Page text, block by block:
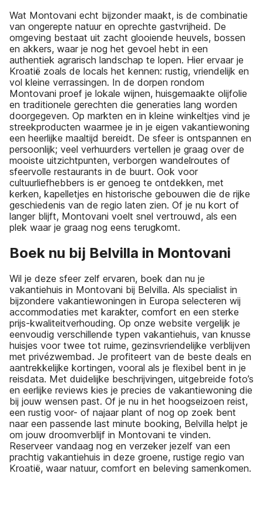
Wat Montovani echt bijzonder maakt, is de combinatie
van ongerepte natuur en oprechte gastvrijheid. De
omgeving bestaat uit zacht glooiende heuvels, bossen
en akkers, waar je nog het gevoel hebt in een
authentiek agrarisch landschap te lopen. Hier ervaar je
Kroatië zoals de locals het kennen: rustig, vriendelijk en
vol kleine verrassingen. In de dorpen rondom
Montovani proef je lokale wijnen, huisgemaakte olijfolie
en traditionele gerechten die generaties lang worden
doorgegeven. Op markten en in kleine winkeltjes vind je
streekproducten waarmee je in je eigen vakantiewoning
een heerlijke maaltijd bereidt. De sfeer is ontspannen en
persoonlijk; veel verhuurders vertellen je graag over de
mooiste uitzichtpunten, verborgen wandelroutes of
sfeervolle restaurants in de buurt. Ook voor
cultuurliefhebbers is er genoeg te ontdekken, met
kerken, kapelletjes en historische gebouwen die de rijke
geschiedenis van de regio laten zien. Of je nu kort of
langer blijft, Montovani voelt snel vertrouwd, als een
plek waar je graag nog eens terugkomt.
Boek nu bij Belvilla in Montovani
Wil je deze sfeer zelf ervaren, boek dan nu je
vakantiehuis in Montovani bij Belvilla. Als specialist in
bijzondere vakantiewoningen in Europa selecteren wij
accommodaties met karakter, comfort en een sterke
prijs-kwaliteitverhouding. Op onze website vergelijk je
eenvoudig verschillende typen vakantiehuis, van knusse
huisjes voor twee tot ruime, gezinsvriendelijke verblijven
met privézwembad. Je profiteert van de beste deals en
aantrekkelijke kortingen, vooral als je flexibel bent in je
reisdata. Met duidelijke beschrijvingen, uitgebreide foto’s
en eerlijke reviews kies je precies de vakantiewoning die
bij jouw wensen past. Of je nu in het hoogseizoen reist,
een rustig voor- of najaar plant of nog op zoek bent
naar een passende last minute booking, Belvilla helpt je
om jouw droomverblijf in Montovani te vinden.
Reserveer vandaag nog en verzeker jezelf van een
prachtig vakantiehuis in deze groene, rustige regio van
Kroatië, waar natuur, comfort en beleving samenkomen.